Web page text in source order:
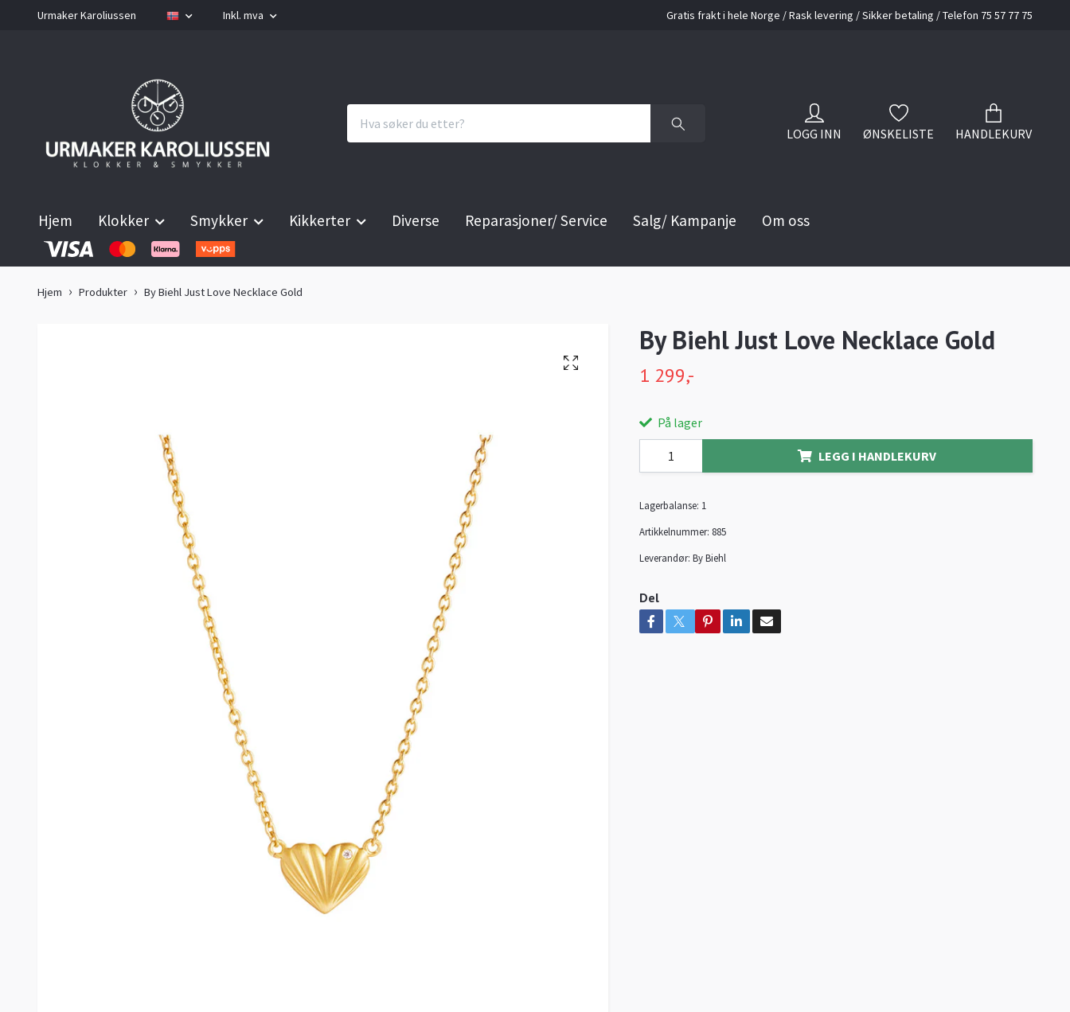
Urmaker Karoliussen Inkl. mva Gratis frakt i hele Norge / Rask levering / Sikker betaling / Telefon 75 57 77 75
LOGG INN ØNSKELISTE HANDLEKURV
Hjem Klokker Smykker Kikkerter Diverse Reparasjoner/ Service Salg/ Kampanje Om oss
Hjem Produkter By Biehl Just Love Necklace Gold
By Biehl Just Love Necklace Gold
1 299,-
På lager
LEGG I HANDLEKURV
Lagerbalanse: 1
Artikkelnummer: 885
Leverandør: By Biehl
Del